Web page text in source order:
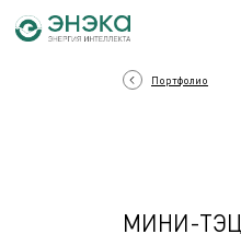
Портфолио
МИНИ-ТЭЦ